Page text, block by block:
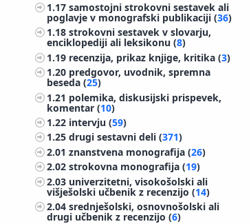
1.17samostojni strokovni sestavek ali
poglavje v monografski publikaciji (36)
1.18strokovni sestavek v slovarju,
enciklopediji ali leksikonu (8)
1.19 recenzija, prikaz knjige, kritika (3)
1.20 predgovor, uvodnik, spremna
beseda (25)
1.21 polemika, diskusijski prispevek,
komentar (10)
1.22 intervju (59)
1.25drugi sestavni deli (371)
2.01znanstvena monografija (26)
2.02strokovna monografija (19)
2.03 univerzitetni, visokošolski ali
višješolski učbenik z recenzijo (14)
2.04srednješolski, osnovnošolski ali
drugi učbenik z recenzijo (6)